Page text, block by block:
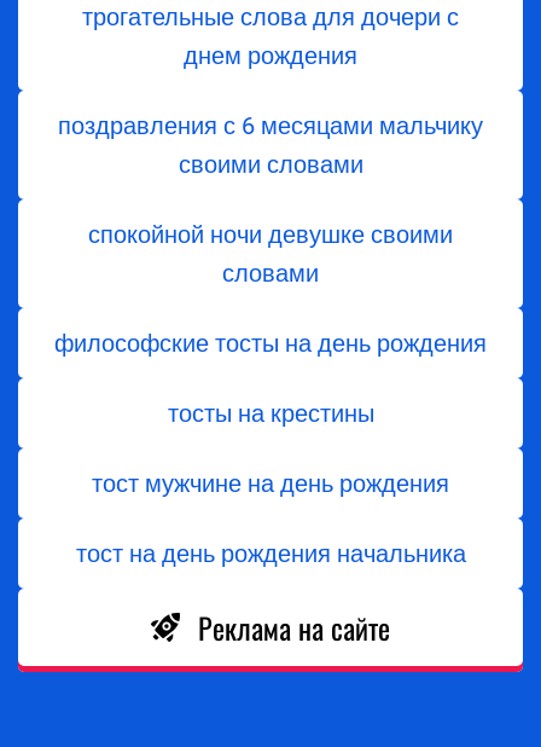
трогательные слова для дочери с
днем ​​рождения
поздравления с 6 месяцами мальчику
своими словами
спокойной ночи девушке своими
словами
философские тосты на день рождения
тосты на крестины
тост мужчине на день рождения
тост на день рождения начальника
Реклама на сайте